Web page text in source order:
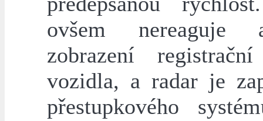
ovšem
zobrazení
vozidla, a radar je
přestupkového